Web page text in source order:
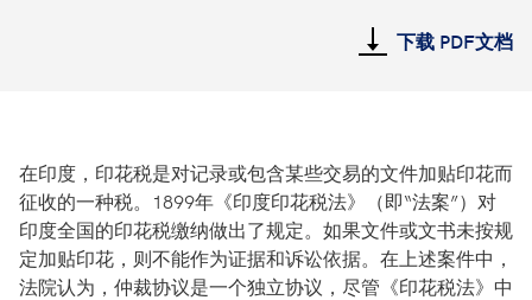
下载 PDF文档
在印度，印花税是对记录或包含某些交易的文件加贴印花而
征收的一种税。1899年《印度印花税法》（即“法案”）对
印度全国的印花税缴纳做出了规定。如果文件或文书未按规
定加贴印花，则不能作为证据和诉讼依据。在上述案件中，
法院认为，仲裁协议是一个独立协议，尽管《印花税法》中